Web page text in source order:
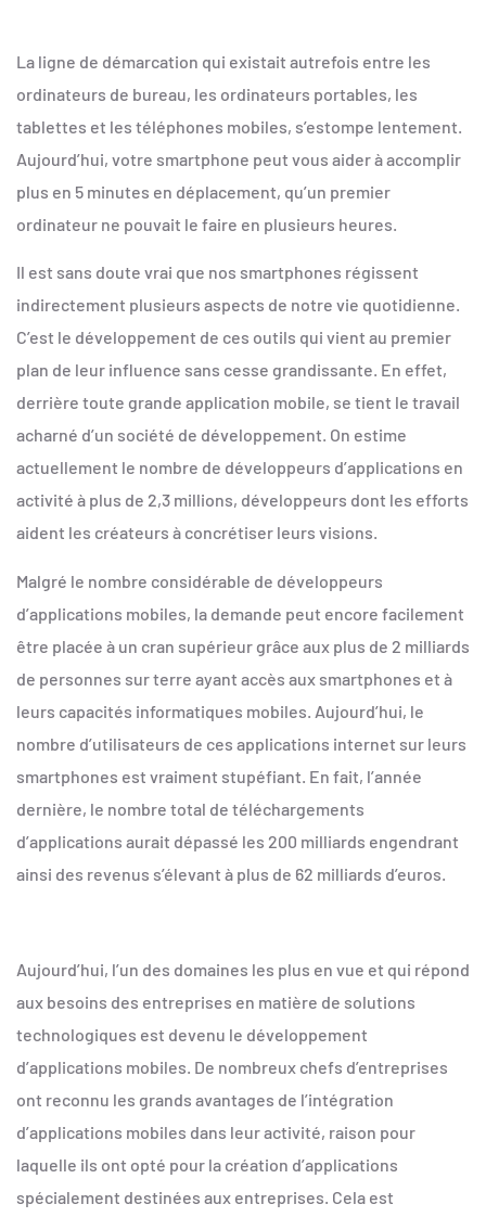
La ligne de démarcation qui existait autrefois entre les
ordinateurs de bureau, les ordinateurs portables, les
tablettes et les téléphones mobiles, s’estompe lentement.
Aujourd’hui, votre smartphone peut vous aider à accomplir
plus en 5 minutes en déplacement, qu’un premier
ordinateur ne pouvait le faire en plusieurs heures.
Il est sans doute vrai que nos smartphones régissent
indirectement plusieurs aspects de notre vie quotidienne.
C’est le développement de ces outils qui vient au premier
plan de leur influence sans cesse grandissante. En effet,
derrière toute grande application mobile, se tient le travail
acharné d’un société de développement. On estime
actuellement le nombre de développeurs d’applications en
activité à plus de 2,3 millions, développeurs dont les efforts
aident les créateurs à concrétiser leurs visions.
Malgré le nombre considérable de développeurs
d’applications mobiles, la demande peut encore facilement
être placée à un cran supérieur grâce aux plus de 2 milliards
de personnes sur terre ayant accès aux smartphones et à
leurs capacités informatiques mobiles. Aujourd’hui, le
nombre d’utilisateurs de ces applications internet sur leurs
smartphones est vraiment stupéfiant. En fait, l’année
dernière, le nombre total de téléchargements
d’applications aurait dépassé les 200 milliards engendrant
ainsi des revenus s’élevant à plus de 62 milliards d’euros.
Aujourd’hui, l’un des domaines les plus en vue et qui répond
aux besoins des entreprises en matière de solutions
technologiques est devenu le développement
d’applications mobiles. De nombreux chefs d’entreprises
ont reconnu les grands avantages de l’intégration
d’applications mobiles dans leur activité, raison pour
laquelle ils ont opté pour la création d’applications
spécialement destinées aux entreprises. Cela est